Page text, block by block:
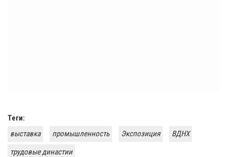
Теги:
выставка
промышленность Экспозиция
ВДНХ
трудовые династии